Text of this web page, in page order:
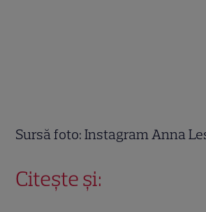
Sursă foto: Instagram Anna
Citește și: